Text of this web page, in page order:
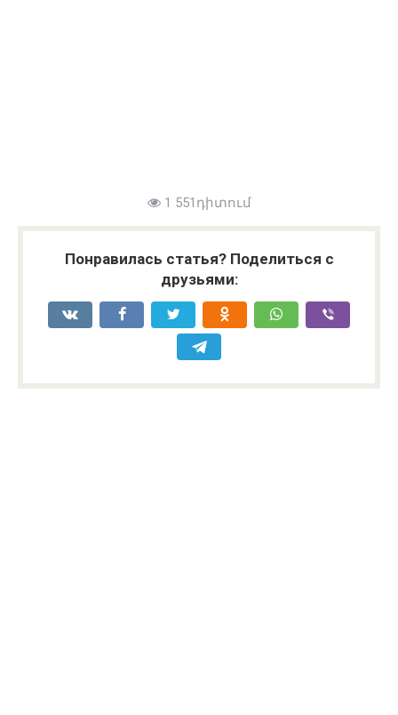
1 551դիտում
Понравилась статья? Поделиться с
друзьями: